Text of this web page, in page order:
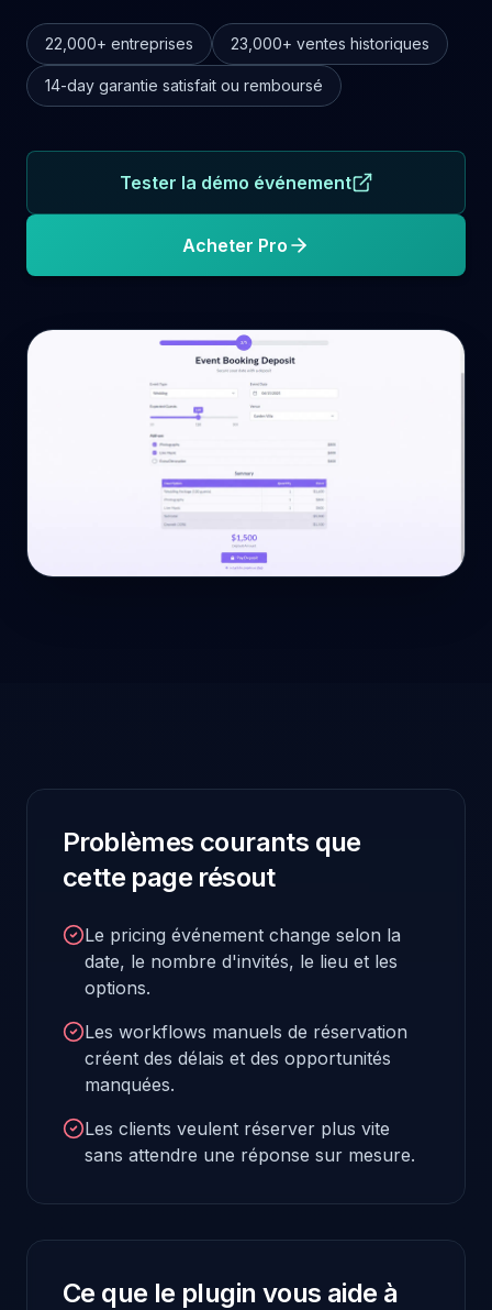
22,000+ entreprises 23,000+ ventes historiques
14-day garantie satisfait ou remboursé
Tester la démo événement
Acheter Pro
Problèmes courants que
cette page résout
Le pricing événement change selon la
date, le nombre d'invités, le lieu et les
options.
Les workflows manuels de réservation
créent des délais et des opportunités
manquées.
Les clients veulent réserver plus vite
sans attendre une réponse sur mesure.
Ce que le plugin vous aide à